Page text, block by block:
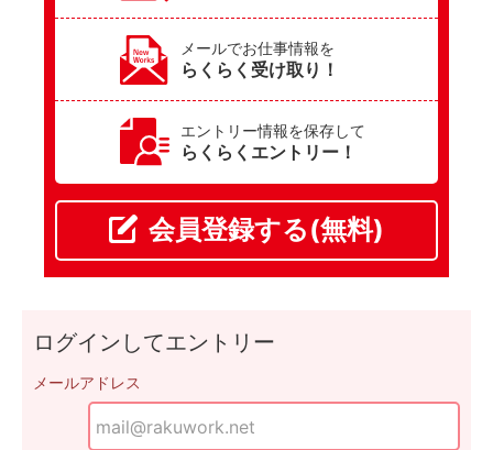
メールでお仕事情報を
らくらく受け取り！
エントリー情報を保存して
らくらくエントリー！
会員登録する(無料)
ログインしてエントリー
メールアドレス